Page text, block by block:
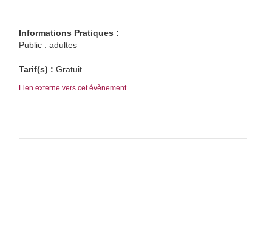
Informations Pratiques :
Public : adultes
Tarif(s) : Gratuit
Lien externe vers cet évènement.